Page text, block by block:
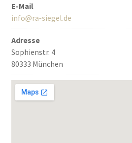
E-Mail
info@ra-siegel.de
Adresse
Sophienstr. 4
80333 München